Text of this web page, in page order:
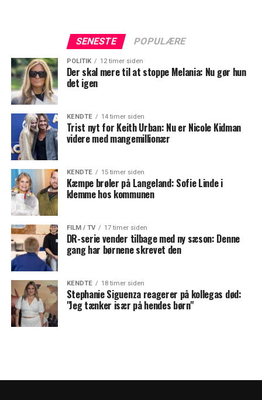
SENESTE POPULÆRE
POLITIK 12 timer siden
Der skal mere til at stoppe Melania: Nu gør hun
det igen
KENDTE 14 timer siden
Trist nyt for Keith Urban: Nu er Nicole Kidman
videre med mangemillionær
KENDTE 15 timer siden
Kæmpe brøler på Langeland: Sofie Linde i
klemme hos kommunen
FILM / TV 17 timer siden
DR-serie vender tilbage med ny sæson: Denne
gang har børnene skrevet den
KENDTE 18 timer siden
Stephanie Siguenza reagerer på kollegas død:
"Jeg tænker især på hendes børn"